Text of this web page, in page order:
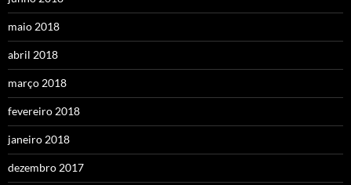
maio 2018
abril 2018
março 2018
fevereiro 2018
janeiro 2018
dezembro 2017